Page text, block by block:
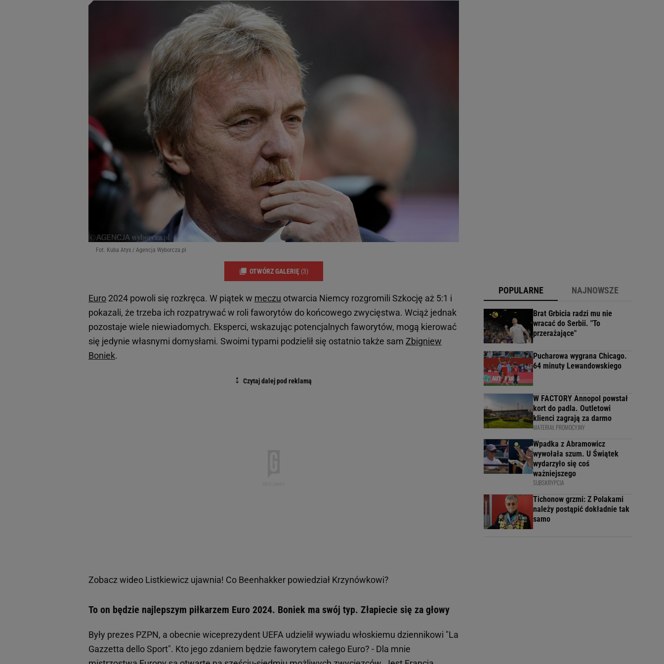
Fot. Kuba Atys / Agencja Wyborcza.pl
OTWÓRZ GALERIĘ (3)
Euro 2024 powoli się rozkręca. W piątek w meczu otwarcia Niemcy rozgromili Szkocję aż 5:1 i
pokazali, że trzeba ich rozpatrywać w roli faworytów do końcowego zwycięstwa. Wciąż jednak
pozostaje wiele niewiadomych. Eksperci, wskazując potencjalnych faworytów, mogą kierować
się jedynie własnymi domysłami. Swoimi typami podzielił się ostatnio także sam Zbigniew
Boniek.
Zobacz wideo Listkiewicz ujawnia! Co Beenhakker powiedział Krzynówkowi?
To on będzie najlepszym piłkarzem Euro 2024. Boniek ma swój typ. Złapiecie się za głowy
Były prezes PZPN, a obecnie wiceprezydent UEFA udzielił wywiadu włoskiemu dziennikowi "La
Gazzetta dello Sport". Kto jego zdaniem będzie faworytem całego Euro? - Dla mnie
POPULARNE NAJNOWSZE
Brat Grbicia radzi mu nie
wracać do Serbii. "To
przerażające"
Pucharowa wygrana Chicago.
64 minuty Lewandowskiego
W FACTORY Annopol powstał
kort do padla. Outletowi
klienci zagrają za darmo
MATERIAŁ PROMOCYJNY
Wpadka z Abramowicz
wywołała szum. U Świątek
wydarzyło się coś
ważniejszego
SUBSKRYPCJA
Tichonow grzmi: Z Polakami
należy postąpić dokładnie tak
samo